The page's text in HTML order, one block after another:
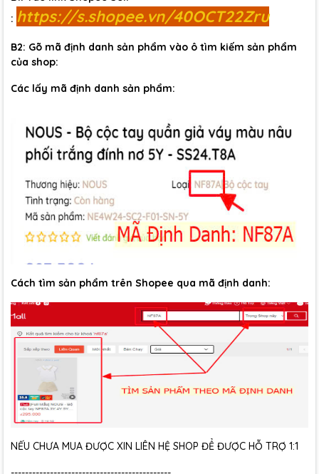
: https://s.shopee.vn/40OCT22Zru
B2: Gõ mã định danh sản phẩm vào ô tìm kiếm sản phẩm
của shop:
Các lấy mã định danh sản phẩm:
Cách tìm sản phẩm trên Shopee qua mã định danh:
NẾU CHƯA MUA ĐƯỢC XIN LIÊN HỆ SHOP ĐỂ ĐƯỢC HỖ TRỢ 1:1